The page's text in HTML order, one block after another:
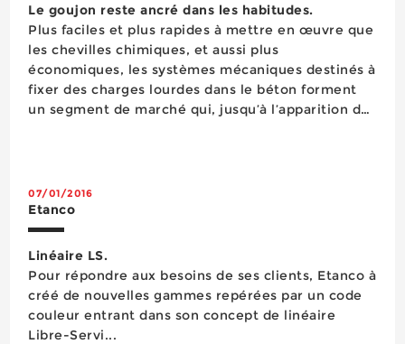
Le goujon reste ancré dans les habitudes.
Plus faciles et plus rapides à mettre en œuvre que
les chevilles chimiques, et aussi plus
économiques, les systèmes mécaniques destinés à
fixer des charges lourdes dans le béton forment
un segment de marché qui, jusqu’à l’apparition de
07/01/2016
Etanco
Linéaire LS.
Pour répondre aux besoins de ses clients, Etanco à
créé de nouvelles gammes repérées par un code
couleur entrant dans son concept de linéaire
Libre-Servi...